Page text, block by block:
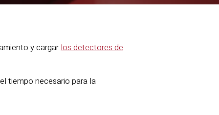
y cargarlos detectores de
tiempo necesario para la